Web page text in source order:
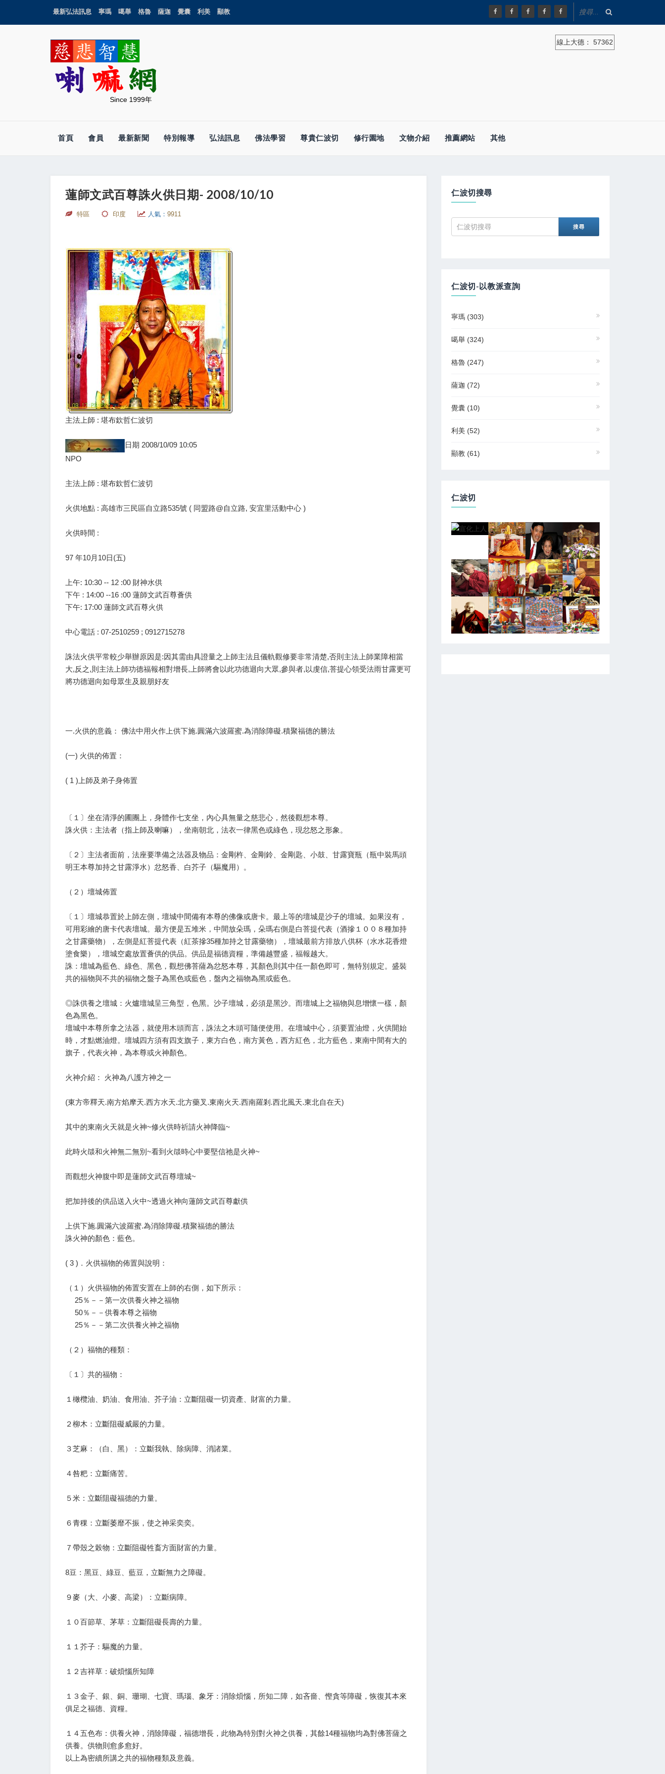
最新弘法訊息 寧瑪 噶舉 格魯 薩迦 覺囊 利美 顯教
Since 1999年
線上大德： 57362
首頁 會員 最新新聞 特別報導 弘法訊息 佛法學習 尊貴仁波切 修行園地 文物介紹 推薦網站 其他
蓮師文武百尊誅火供日期- 2008/10/10
特區 印度 人氣： 9911
主法上師 : 堪布欽哲仁波切
日期 2008/10/09 10:05
NPO
主法上師 : 堪布欽哲仁波切
火供地點 : 高雄市三民區自立路535號 ( 同盟路@自立路, 安宜里活動中心 )
火供時間 :
97 年10月10日(五)
上午: 10:30 -- 12 :00 財神水供
下午 : 14:00 --16 :00 蓮師文武百尊薈供
下午: 17:00 蓮師文武百尊火供
中心電話 : 07-2510259 ; 0912715278
誅法火供平常較少舉辦原因是:因其需由具證量之上師主法且儀軌觀修要非常清楚,否則主法上師業障相當
大,反之,則主法上師功德福報相對增長,上師將會以此功德迴向大眾,參與者,以虔信,菩提心領受法雨甘露更可
將功德迴向如母眾生及親朋好友
一.火供的意義： 佛法中用火作上供下施.圓滿六波羅蜜.為消除障礙.積聚福德的勝法
(一) 火供的佈置：
( 1 )上師及弟子身佈置
〔１〕坐在清淨的圃團上，身體作七支坐，內心具無量之慈悲心，然後觀想本尊。
誅火供：主法者（指上師及喇嘛），坐南朝北，法衣一律黑色或綠色，現忿怒之形象。
〔２〕主法者面前，法座要準備之法器及物品：金剛杵、金剛鈴、金剛匙、小鼓、甘露寶瓶（瓶中裝馬頭
明王本尊加持之甘露淨水）忿怒香、白芥子（驅魔用）。
（２）壇城佈置
〔１〕壇城恭置於上師左側，壇城中間備有本尊的佛像或唐卡。最上等的壇城是沙子的壇城。如果沒有，
可用彩繪的唐卡代表壇城。最方便是五堆米，中間放朵瑪，朵瑪右側是白菩提代表（酒摻１００８種加持
之甘露藥物），左側是紅菩提代表（紅茶摻35種加持之甘露藥物），壇城最前方排放八供杯（水水花香燈
塗食樂），壇城空處放置薈供的供品。供品是福德資糧，準備越豐盛，福報越大。
誅：壇城為藍色、綠色、黑色，觀想佛菩薩為忿怒本尊，其顏色則其中任一顏色即可，無特別規定。盛裝
共的福物與不共的福物之盤子為黑色或藍色，盤內之福物為黑或藍色。
◎誅供養之壇城：火爐壇城呈三角型，色黑。沙子壇城，必須是黑沙。而壇城上之福物與息增懷一樣，顏
色為黑色。
壇城中本尊所拿之法器，就使用木頭而言，誅法之木頭可隨便使用。在壇城中心，須要置油燈，火供開始
時，才點燃油燈。壇城四方須有四支旗子，東方白色，南方黃色，西方紅色，北方藍色，東南中間有大的
旗子，代表火神，為本尊或火神顏色。
火神介紹： 火神為八護方神之一
(東方帝釋天.南方焰摩天.西方水天.北方藥叉.東南火天.西南羅剎.西北風天.東北自在天)
其中的東南火天就是火神~修火供時祈請火神降臨~
此時火燄和火神無二無別~看到火燄時心中要堅信祂是火神~
而觀想火神腹中即是蓮師文武百尊壇城~
把加持後的供品送入火中~透過火神向蓮師文武百尊獻供
上供下施.圓滿六波羅蜜.為消除障礙.積聚福德的勝法
誅火神的顏色：藍色。
( 3 )．火供福物的佈置與說明：
（１）火供福物的佈置安置在上師的右側，如下所示：
25％－－第一次供養火神之福物
50％－－供養本尊之福物
25％－－第二次供養火神之福物
（２）福物的種類：
〔１〕共的福物：
１橄欖油、奶油、食用油、芥子油：立斷阻礙一切資產、財富的力量。
２柳木：立斷阻礙威嚴的力量。
３芝麻：（白、黑）：立斷我執、除病障、消諸業。
４咎粑：立斷痛苦。
５米：立斷阻礙福德的力量。
６青稞：立斷萎靡不振，使之神采奕奕。
７帶殼之榖物：立斷阻礙牲畜方面財富的力量。
8豆：黑豆、綠豆、藍豆，立斷無力之障礙。
９麥（大、小麥、高梁）：立斷病障。
１０百節草、茅草：立斷阻礙長壽的力量。
１１芥子：驅魔的力量。
１２吉祥草：破煩惱所知障
１３金子、銀、銅、珊瑚、七寶、瑪瑙、象牙：消除煩惱，所知二障，如吝嗇、慳貪等障礙，恢復其本來
俱足之福德、資糧。
１４五色布：供養火神，消除障礙，福德增長，此物為特別對火神之供養，其餘14種福物均為對佛菩薩之
供養。供物則愈多愈好。
以上為密續所講之共的福物種類及意義。
仁波切搜尋
仁波切-以教派查詢
寧瑪 (303)
噶舉 (324)
格魯 (247)
薩迦 (72)
覺囊 (10)
利美 (52)
顯教 (61)
仁波切